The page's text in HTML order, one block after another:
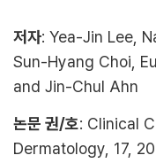
저자: Yea-Jin Lee,
Sun-Hyang Choi,
and Jin-Chul Ahn
논문 권/호: Clinical
Dermatology, 17,